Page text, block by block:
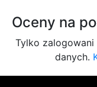
Oceny na
Tylko
danych.